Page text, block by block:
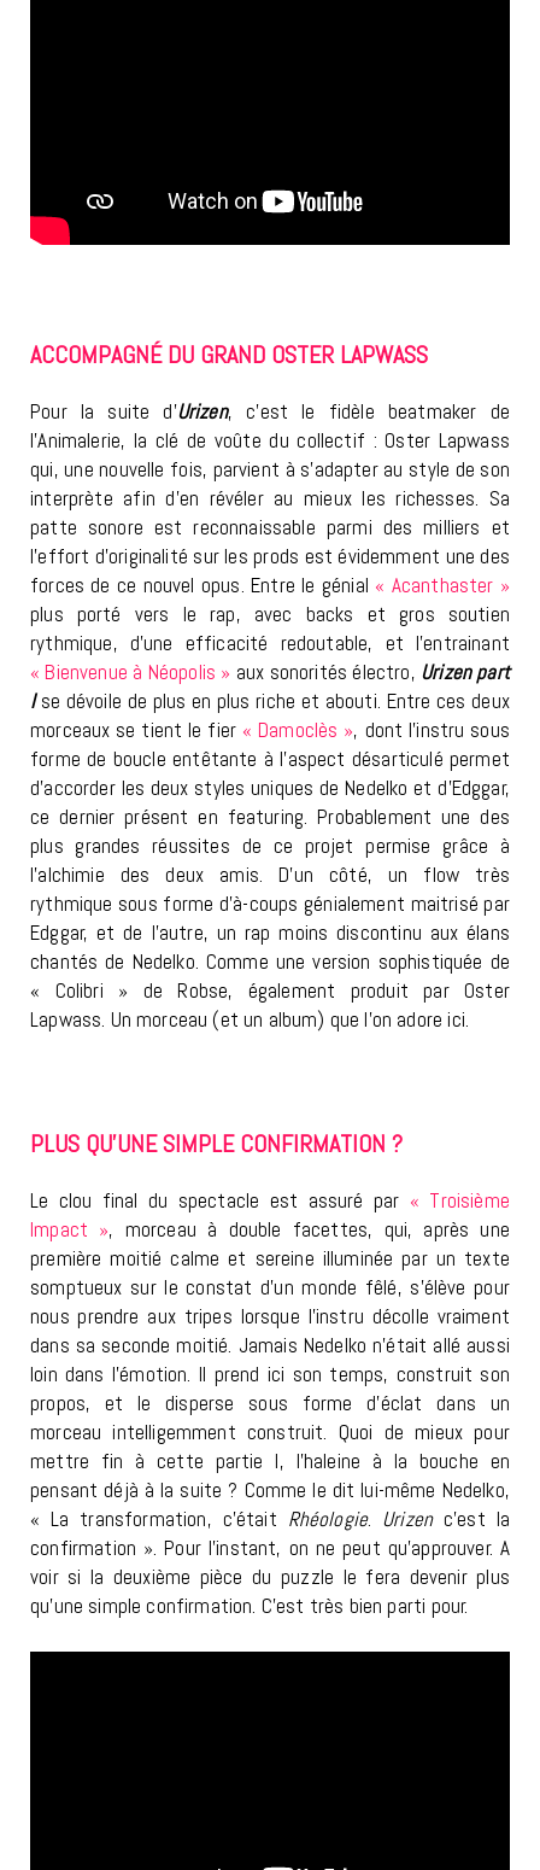
ACCOMPAGNÉ DU GRAND OSTER LAPWASS
Pour la suite d’Urizen, c’est le fidèle beatmaker de
l’Animalerie, la clé de voûte du collectif : Oster Lapwass
qui, une nouvelle fois, parvient à s’adapter au style de son
interprète afin d’en révéler au mieux les richesses. Sa
patte sonore est reconnaissable parmi des milliers et
l’effort d’originalité sur les prods est évidemment une des
forces de ce nouvel opus. Entre le génial « Acanthaster »
plus porté vers le rap, avec backs et gros soutien
rythmique, d’une efficacité redoutable, et l’entrainant
« Bienvenue à Néopolis » aux sonorités électro, Urizen part
I se dévoile de plus en plus riche et abouti. Entre ces deux
morceaux se tient le fier « Damoclès », dont l’instru sous
forme de boucle entêtante à l’aspect désarticulé permet
d’accorder les deux styles uniques de Nedelko et d’Edggar,
ce dernier présent en featuring. Probablement une des
plus grandes réussites de ce projet permise grâce à
l’alchimie des deux amis. D’un côté, un flow très
rythmique sous forme d’à-coups génialement maitrisé par
Edggar, et de l’autre, un rap moins discontinu aux élans
chantés de Nedelko. Comme une version sophistiquée de
« Colibri » de Robse, également produit par Oster
Lapwass. Un morceau (et un album) que l’on adore ici.
PLUS QU’UNE SIMPLE CONFIRMATION ?
Le clou final du spectacle est assuré par « Troisième
Impact », morceau à double facettes, qui, après une
première moitié calme et sereine illuminée par un texte
somptueux sur le constat d’un monde fêlé, s’élève pour
nous prendre aux tripes lorsque l’instru décolle vraiment
dans sa seconde moitié. Jamais Nedelko n’était allé aussi
loin dans l’émotion. Il prend ici son temps, construit son
propos, et le disperse sous forme d’éclat dans un
morceau intelligemment construit. Quoi de mieux pour
mettre fin à cette partie I, l’haleine à la bouche en
pensant déjà à la suite ? Comme le dit lui-même Nedelko,
« La transformation, c’était Rhéologie. Urizenc’est la
confirmation ». Pour l’instant, on ne peut qu’approuver. A
voir si la deuxième pièce du puzzle le fera devenir plus
qu’une simple confirmation. C’est très bien parti pour.